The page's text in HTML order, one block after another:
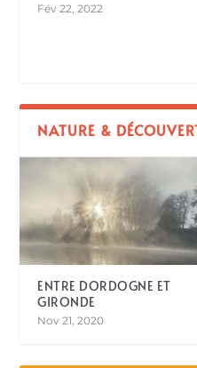
Fév 22, 2022
NATURE &
ENTRE DORDOGNE ET
GIRONDE
Nov 21, 2020